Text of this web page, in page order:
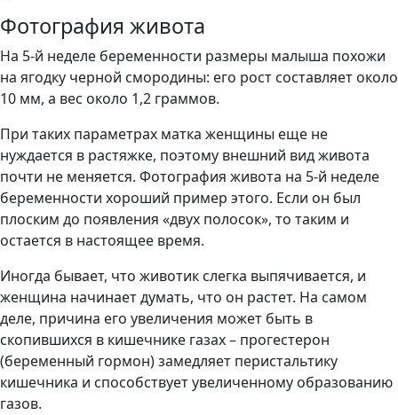
Фотография живота
На 5-й неделе беременности размеры малыша похожи
на ягодку черной смородины: его рост составляет около
10 мм, а вес около 1,2 граммов.
При таких параметрах матка женщины еще не
нуждается в растяжке, поэтому внешний вид живота
почти не меняется. Фотография живота на 5-й неделе
беременности хороший пример этого. Если он был
плоским до появления «двух полосок», то таким и
остается в настоящее время.
Иногда бывает, что животик слегка выпячивается, и
женщина начинает думать, что он растет. На самом
деле, причина его увеличения может быть в
скопившихся в кишечнике газах – прогестерон
(беременный гормон) замедляет перистальтику
кишечника и способствует увеличенному образованию
газов.